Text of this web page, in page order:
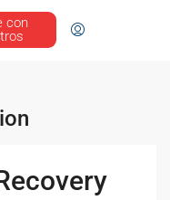
con